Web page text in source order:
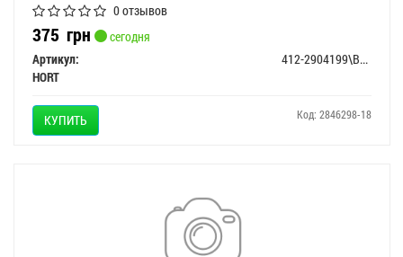
0 отзывов
375 грн
сегодня
Артикул:
412-2904199\В212
HORT
КУПИТЬ Код: 2846298-18